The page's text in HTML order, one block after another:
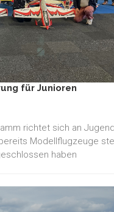
für Junioren
richtet sich an
Modellflugzeuge
haben